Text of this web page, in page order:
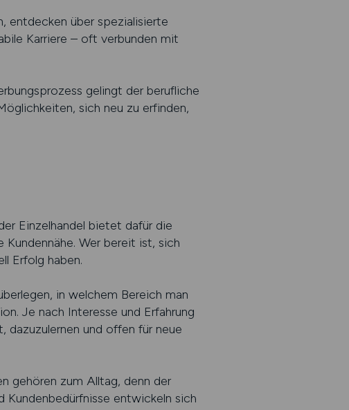
entdecken über spezialisierte
Karriere – oft verbunden mit
gelingt der berufliche
sich neu zu erfinden,
Einzelhandel bietet dafür die
Wer bereit ist, sich
Erfolg haben.
in welchem Bereich man
Je nach Interesse und Erfahrung
und offen für neue
gehören zum Alltag, denn der
Kundenbedürfnisse entwickeln sich